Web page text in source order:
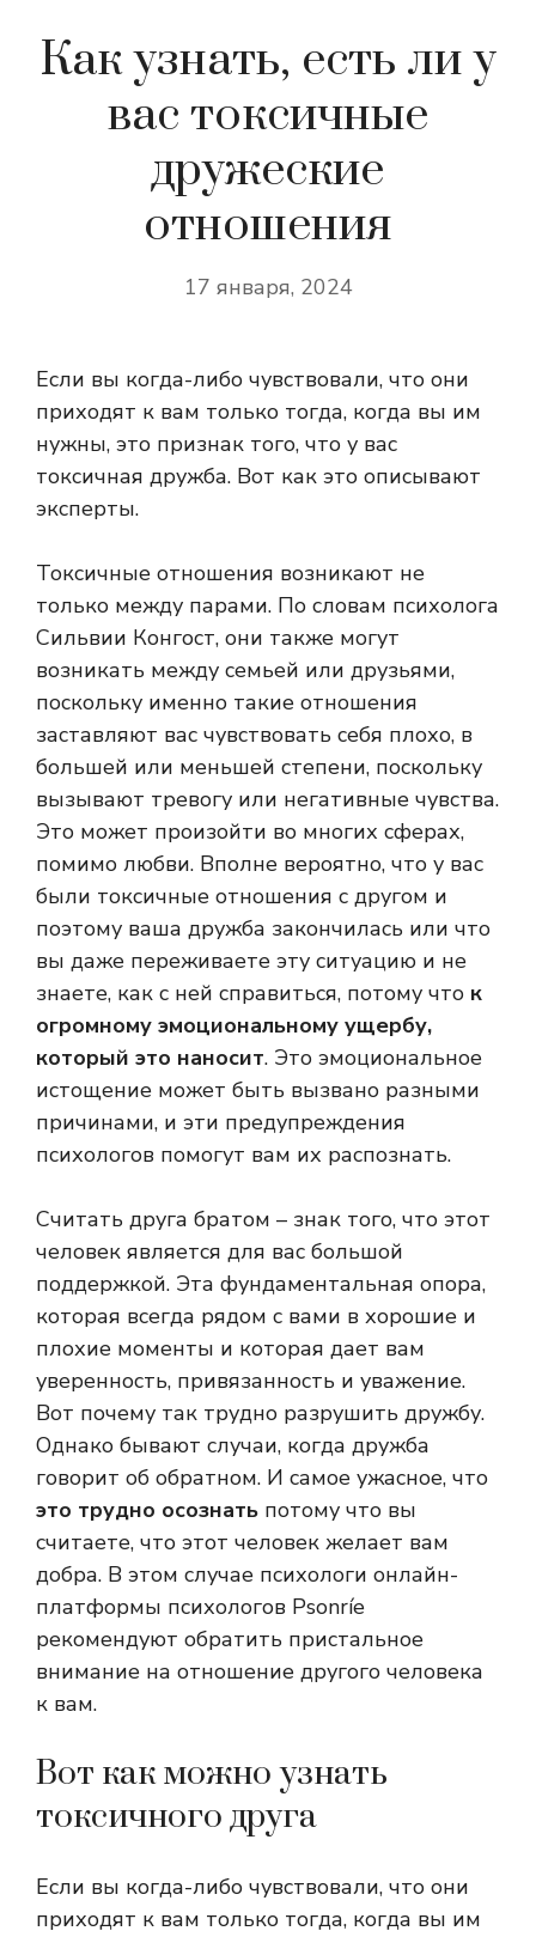
Как узнать, есть ли у
вас токсичные
дружеские
отношения
17 января, 2024
Если вы когда-либо чувствовали, что они
приходят к вам только тогда, когда вы им
нужны, это признак того, что у вас
токсичная дружба. Вот как это описывают
эксперты.
Токсичные отношения возникают не
только между парами. По словам психолога
Сильвии Конгост, они также могут
возникать между семьей или друзьями,
поскольку именно такие отношения
заставляют вас чувствовать себя плохо, в
большей или меньшей степени, поскольку
вызывают тревогу или негативные чувства.
Это может произойти во многих сферах,
помимо любви. Вполне вероятно, что у вас
были токсичные отношения с другом и
поэтому ваша дружба закончилась или что
вы даже переживаете эту ситуацию и не
знаете, как с ней справиться, потому что к
огромному эмоциональному ущербу,
который это наносит. Это эмоциональное
истощение может быть вызвано разными
причинами, и эти предупреждения
психологов помогут вам их распознать.
Считать друга братом – знак того, что этот
человек является для вас большой
поддержкой. Эта фундаментальная опора,
которая всегда рядом с вами в хорошие и
плохие моменты и которая дает вам
уверенность, привязанность и уважение.
Вот почему так трудно разрушить дружбу.
Однако бывают случаи, когда дружба
говорит об обратном. И самое ужасное, что
это трудно осознать потому что вы
считаете, что этот человек желает вам
добра. В этом случае психологи онлайн-
платформы психологов Psonríe
рекомендуют обратить пристальное
внимание на отношение другого человека
к вам.
Вот как можно узнать
токсичного друга
Если вы когда-либо чувствовали, что они
приходят к вам только тогда, когда вы им